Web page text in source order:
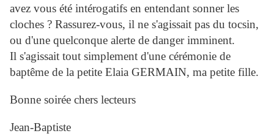
avez vous été intérogatifs en entendant sonner les
cloches ? Rassurez-vous, il ne s'agissait pas du tocsin,
ou d'une quelconque alerte de danger imminent.
Il s'agissait tout simplement d'une cérémonie de
baptême de la petite Elaia GERMAIN, ma petite fille.
Bonne soirée chers lecteurs
Jean-Baptiste